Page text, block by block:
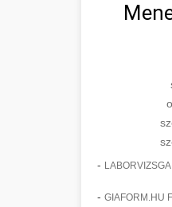
-
- GIAFORM.HU